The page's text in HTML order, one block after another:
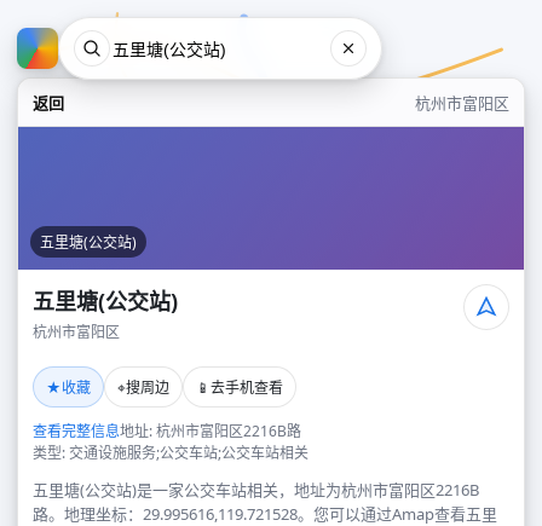
返回 杭州市富阳区
五里塘(公交站)
五里塘(公交站)
杭州市富阳区
★收藏 ⌖搜周边 📱 去手机查看
查看完整信息地址: 杭州市富阳区2216B路
类型: 交通设施服务;公交车站;公交车站相关
五里塘(公交站)是一家公交车站相关，地址为杭州市富阳区2216B
路。地理坐标：29.995616,119.721528。您可以通过Amap查看五里